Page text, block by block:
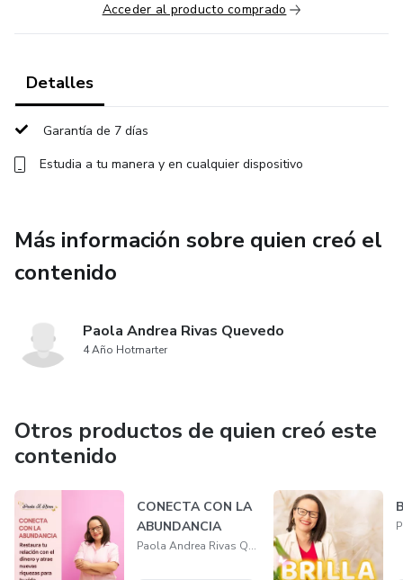
Acceder al producto comprado
Detalles
Garantía de 7 días
Estudia a tu manera y en cualquier dispositivo
Más información sobre quien creó el
contenido
Paola Andrea Rivas Quevedo
4 Año Hotmarter
Otros productos de quien creó este
contenido
CONECTA CON LA
ABUNDANCIA
Paola Andrea Rivas Quevedo